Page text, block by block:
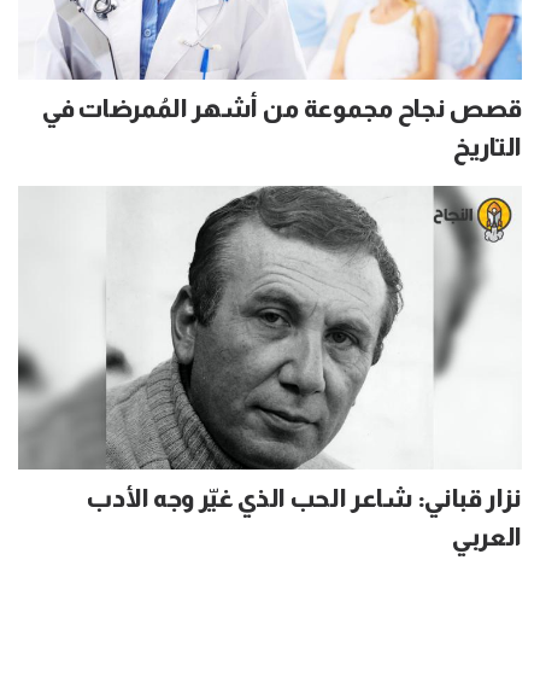
قصص نجاح مجموعة من أشهر المُمرضات في
التاريخ
نزار قباني: شاعر الحب الذي غيّر وجه الأدب
العربي